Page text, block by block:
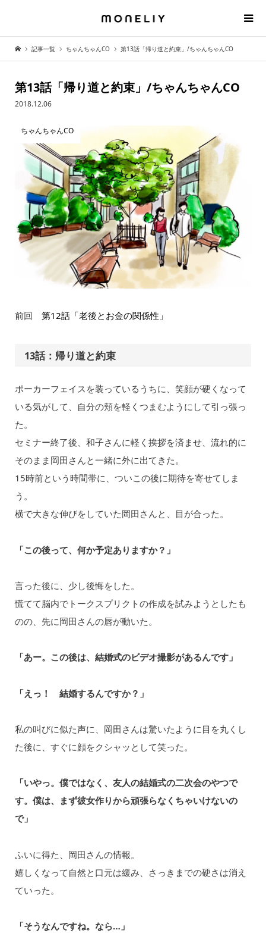
記事一覧 ちゃんちゃんCO 第13話「帰り道と約束」/ちゃんちゃんCO
第13話「帰り道と約束」/ちゃんちゃんCO
2018.12.06
ちゃんちゃんCO
前回 第12話「老後とお金の関係性」
13話：帰り道と約束
ポーカーフェイスを装っているうちに、笑顔が硬くなって
いる気がして、自分の頬を軽くつまむようにして引っ張っ
た。
セミナー終了後、和子さんに軽く挨拶を済ませ、流れ的に
そのまま岡田さんと一緒に外に出てきた。
15時前という時間帯に、ついこの後に期待を寄せてしま
う。
横で大きな伸びをしていた岡田さんと、目が合った。
「この後って、何か予定ありますか？」
言った後に、少し後悔をした。
慌てて脳内でトークスプリクトの作成を試みようとしたも
のの、先に岡田さんの唇が動いた。
「あー。この後は、結婚式のビデオ撮影があるんです」
「えっ！ 結婚するんですか？」
私の叫びに似た声に、岡田さんは驚いたように目を丸くし
た後に、すぐに顔をクシャッとして笑った。
「いやっ。僕ではなく、友人の結婚式の二次会のやつで
す。僕は、まず彼女作りから頑張らなくちゃいけないの
で」
ふいに得た、岡田さんの情報。
嬉しくなって自然と口元は緩み、さっきまでの硬さは消え
ていった。
「そうなんですね。なら…」